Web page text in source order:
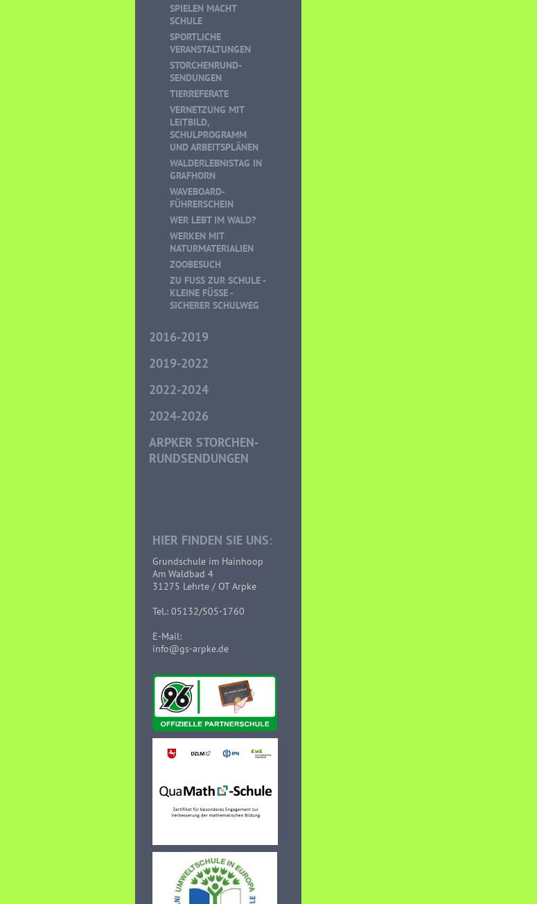
SPIELEN MACHT
SCHULE
SPORTLICHE
VERANSTALTUNGEN
STORCHENRUND-
SENDUNGEN
TIERREFERATE
VERNETZUNG MIT
LEITBILD,
SCHULPROGRAMM
UND ARBEITSPLÄNEN
WALDERLEBNISTAG IN
GRAFHORN
WAVEBOARD-
FÜHRERSCHEIN
WER LEBT IM WALD?
WERKEN MIT
NATURMATERIALIEN
ZOOBESUCH
ZU FUSS ZUR SCHULE - K
LEINE FÜSSE - SI
CHERER SCHULWEG
2016-2019
2019-2022
2022-2024
2024-2026
ARPKER STORCHEN-
RUNDSENDUNGEN
HIER FINDEN SIE UNS:
Grundschule im Hainhoop
Am Waldbad 4
31275 Lehrte / OT Arpke
Tel.: 05132/505-1760
E-Mail:
info@gs-arpke.de